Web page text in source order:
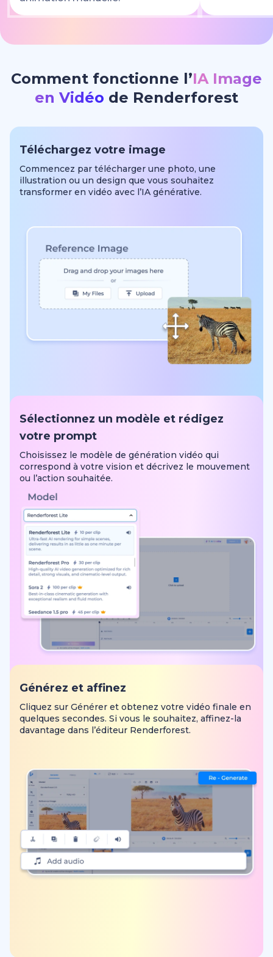
Comment fonctionne l’IA Image
en Vidéo de Renderforest
Téléchargez votre image
Commencez par télécharger une photo, une
illustration ou un design que vous souhaitez
transformer en vidéo avec l’IA générative.
Sélectionnez un modèle et rédigez
votre prompt
Choisissez le modèle de génération vidéo qui
correspond à votre vision et décrivez le mouvement
ou l’action souhaitée.
Générez et affinez
Cliquez sur Générer et obtenez votre vidéo finale en
quelques secondes. Si vous le souhaitez, affinez-la
davantage dans l’éditeur Renderforest.